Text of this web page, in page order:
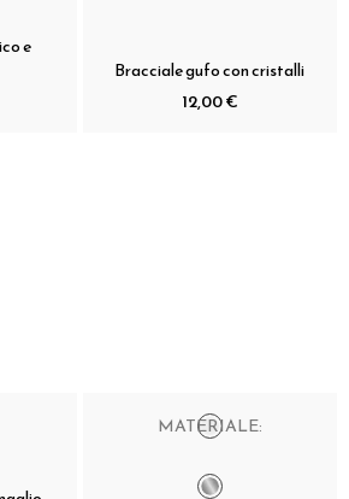
e
Bracciale gufo con cristalli
12,00 €
MATERIALE: